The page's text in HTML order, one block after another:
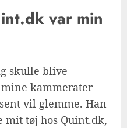
var min
skulle blive
kammerater
vil glemme. Han
mit tøj hos Quint.dk,